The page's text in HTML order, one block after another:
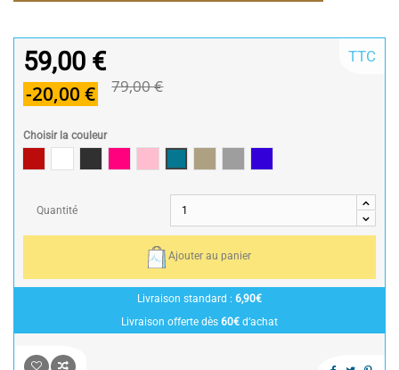
59,00 €
-20,00 € 79,00 €
TTC
Choisir la couleur
Quantité
Ajouter au panier
Livraison standard : 6,90€
Livraison offerte dès 60€ d’achat